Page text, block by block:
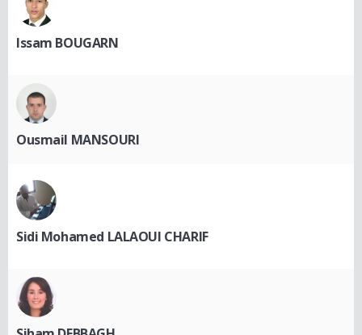
Issam BOUGARN
Ousmail MANSOURI
Sidi Mohamed LALAOUI CHARIF